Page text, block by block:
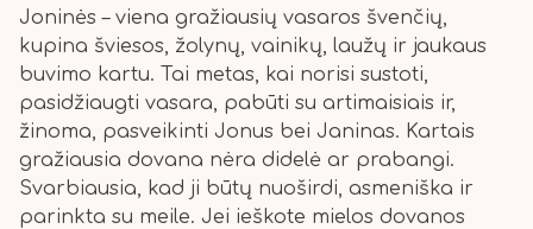
Joninės – viena gražiausių vasaros švenčių,
kupina šviesos, žolynų, vainikų, laužų ir jaukaus
buvimo kartu. Tai metas, kai norisi sustoti,
pasidžiaugti vasara, pabūti su artimaisiais ir,
žinoma, pasveikinti Jonus bei Janinas. Kartais
gražiausia dovana nėra didelė ar prabangi.
Svarbiausia, kad ji būtų nuoširdi, asmeniška ir
parinkta su meile. Jei ieškote mielos dovanos